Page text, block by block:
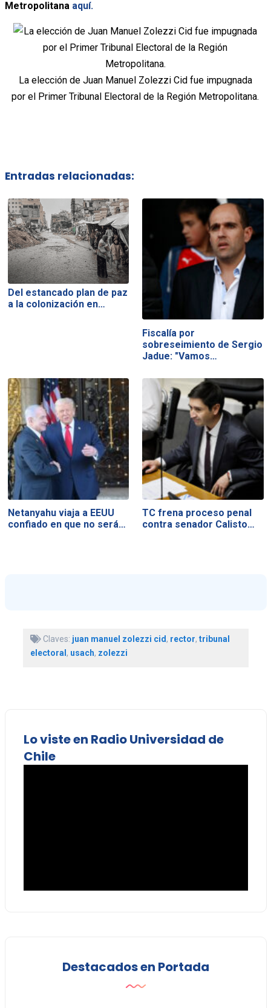
Metropolitana aquí.
La elección de Juan Manuel Zolezzi Cid fue impugnada
por el Primer Tribunal Electoral de la Región Metropolitana.
Entradas relacionadas:
Del estancado plan de paz
a la colonización en…
Fiscalía por
sobreseimiento de Sergio
Jadue: "Vamos…
Netanyahu viaja a EEUU
confiado en que no será…
TC frena proceso penal
contra senador Calisto…
Claves: juan manuel zolezzi cid, rector, tribunal
electoral, usach, zolezzi
Lo viste en Radio Universidad de
Chile
Destacados en Portada